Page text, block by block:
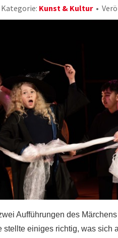
Kategorie: Kunst & Kultur
Aufführungen des
stellte einiges richtig, was sich